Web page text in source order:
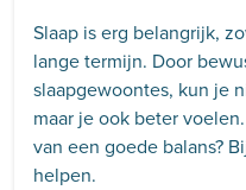
Slaap is erg belangrijk,
lange termijn. Door
slaapgewoontes, kun je
maar je ook beter
van een goede balans?
helpen.